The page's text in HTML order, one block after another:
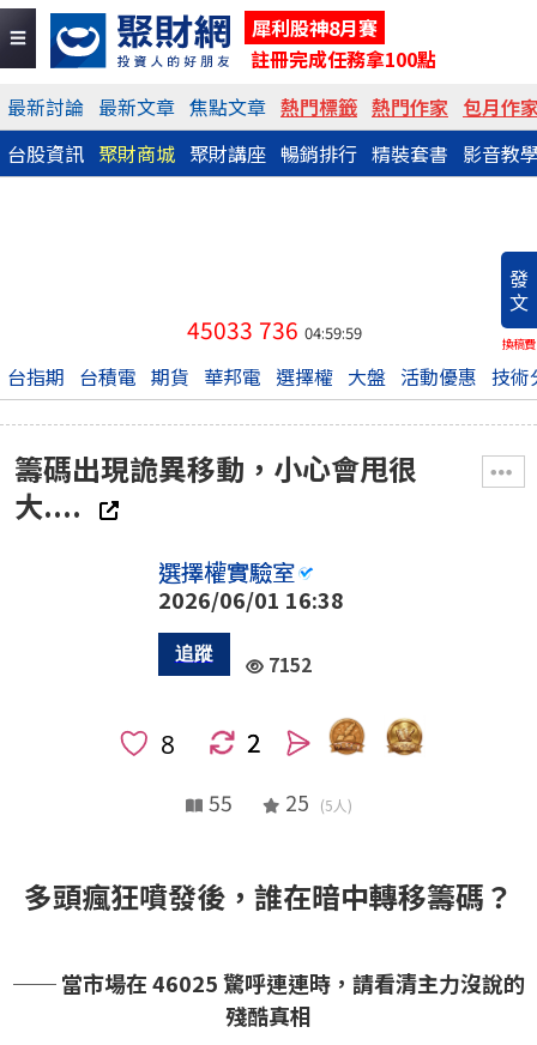
犀利股神8月賽
註冊完成任務拿100點
最新討論 最新文章 焦點文章 熱門標籤 熱門作家 包月作
台股資訊 聚財商城 聚財講座 暢銷排行 精裝套書 影音教
發
文
換稿費
45033 736 04:59:59
台指期 台積電 期貨 華邦電 選擇權 大盤 活動優惠 技術
籌碼出現詭異移動，小心會甩很
大....
選擇權實驗室
2026/06/01 16:38
7152
2
55 25 (5人)
多頭瘋狂噴發後，誰在暗中轉移籌碼？
── 當市場在 46025 驚呼連連時，請看清主力沒說的
殘酷真相